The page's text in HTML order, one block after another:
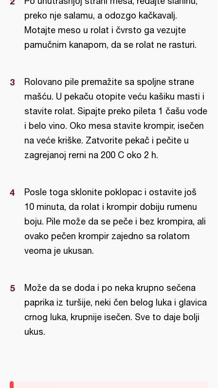
preko nje salamu, a odozgo kačkavalj.
Motajte meso u rolat i čvrsto ga vezujte
pamučnim kanapom, da se rolat ne rasturi.
Rolovano pile premažite sa spoljne strane
mašću. U pekaču otopite veću kašiku masti i
stavite rolat. Sipajte preko pileta 1 čašu vode
i belo vino. Oko mesa stavite krompir, isečen
na veće kriške. Zatvorite pekač i pečite u
zagrejanoj rerni na 200 C oko 2 h.
Posle toga sklonite poklopac i ostavite još
10 minuta, da rolat i krompir dobiju rumenu
boju. Pile može da se peče i bez krompira, ali
ovako pečen krompir zajedno sa rolatom
veoma je ukusan.
Može da se doda i po neka krupno sečena
paprika iz turšije, neki čen belog luka i glavica
crnog luka, krupnije isečen. Sve to daje bolji
ukus.